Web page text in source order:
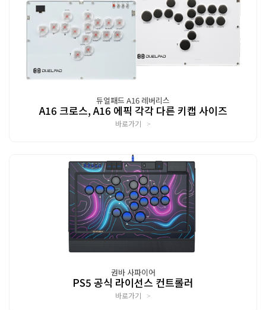
듀얼패드 A16 레버리스
A16 크로스, A16 에픽 각각 다른 키캡 사이즈
바로가기 >
권바 사파이어
PS5 공식 라이선스 컨트롤러
바로가기 >